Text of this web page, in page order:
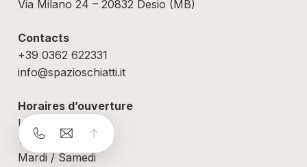
Via Milano 24 – 20832 Desio (MB)
Contacts
+39 0362 622331
info@spazioschiatti.it
Horaires d’ouverture
Lundi
14:30 – 19:30
Mardi / Samedi